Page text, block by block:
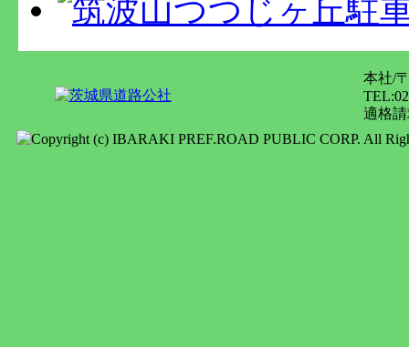
本社/
適格請